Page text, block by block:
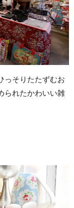
っそりたたずむお
られたかわいい雑